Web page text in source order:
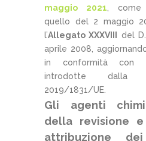
maggio 2021, come
quello del 2 maggio
l’Allegato XXXVIII
del
aprile 2008,
in conformità con
introdotte dalla
2019/1831/UE.
Gli agenti
della revisione
attribuzione